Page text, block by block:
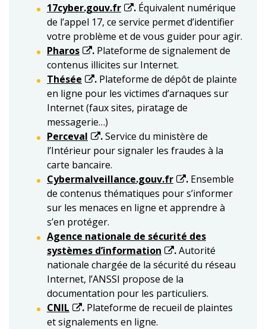
17cyber.gouv.fr . Équivalent numérique
de l’appel 17, ce service permet d’identifier
votre problème et de vous guider pour agir.
Pharos
. Plateforme de signalement de
contenus illicites sur Internet.
Thésée
. Plateforme de dépôt de plainte
en ligne pour les victimes d’arnaques sur
Internet (faux sites, piratage de
messagerie…)
Perceval
.Service du ministère de
l’Intérieur pour signaler les fraudes à la
carte bancaire.
Cybermalveillance.gouv.fr
. Ensemble
de contenus thématiques pour s’informer
sur les menaces en ligne et apprendre à
s’en protéger.
Agence nationale de sécurité des
systèmes d’information
.Autorité
nationale chargée de la sécurité du réseau
Internet, l’ANSSI propose de la
documentation pour les particuliers.
CNIL
. Plateforme de recueil de plaintes
et signalements en ligne.